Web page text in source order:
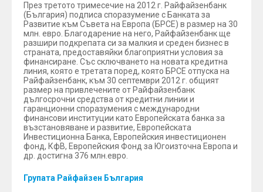
През третото тримесечие на 2012 г. Райфайзенбанк
(България) подписа споразумение с Банката за
Развитие към Съвета на Европа (БРСЕ) в размер на 30
млн. евро. Благодарение на него, Райфайзенбанк ще
разшири подкрепата си за малкия и среден бизнес в
страната, предоставяйки благоприятни условия за
финансиране. Със сключването на новата кредитна
линия, която е третата поред, която БРСЕ отпуска на
Райфайзенбанк, към 30 септември 2012 г. общият
размер на привлечените от Райфайзенбанк
дългосрочни средства от кредитни линии и
гаранционни споразумения с международни
финансови институции като Европейската банка за
възстановяване и развитие, Европейската
Инвестиционна Банка, Европейския инвестиционен
фонд, КфВ, Европейския Фонд за Югоизточна Европа и
др. достигна 376 млн.евро.
Групата Райфайзен България